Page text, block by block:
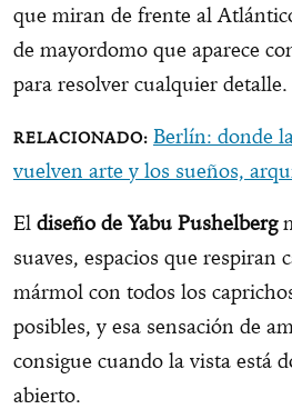
que miran de frente al
de mayordomo que aparece
para resolver cualquier detalle.
Berlín: donde
vuelven arte y los sueños,
El diseño de Yabu Pushelberg
suaves, espacios que respiran
mármol con todos los
posibles, y esa sensación de
consigue cuando la vista está
abierto.